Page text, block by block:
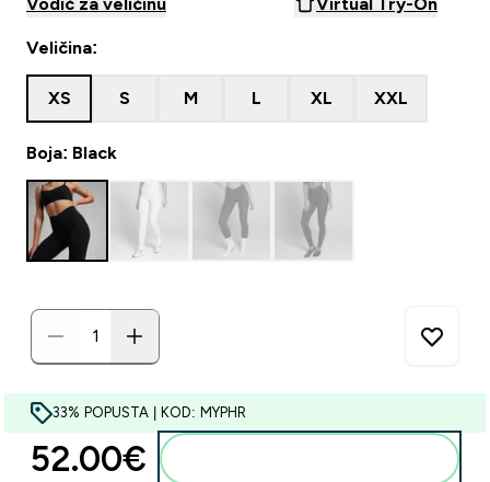
Vodič za veličinu Virtual Try-On
Veličina:
XS S M L XL XXL
Boja: Black
33% POPUSTA | KOD: MYPHR
52.00€‎